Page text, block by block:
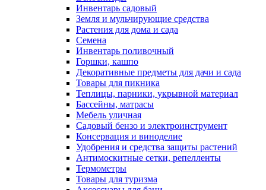
Инвентарь садовый
Земля и мульчирующие средства
Растения для дома и сада
Семена
Инвентарь поливочный
Горшки, кашпо
Декоративные предметы для дачи и сада
Товары для пикника
Теплицы, парники, укрывной материал
Бассейны, матрасы
Мебель уличная
Садовый бензо и электроинструмент
Консервация и виноделие
Удобрения и средства защиты растений
Антимоскитные сетки, репелленты
Термометры
Товары для туризма